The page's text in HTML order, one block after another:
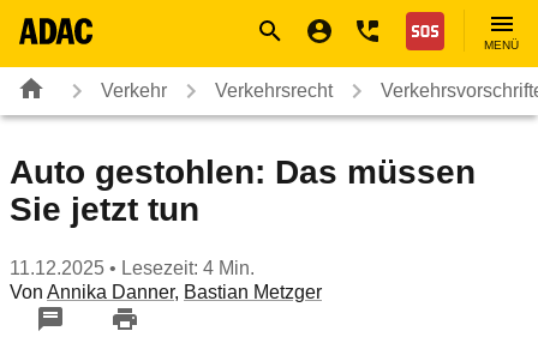
Nothilfe
MENÜ
Verkehr Verkehrsrecht
Auto gestohlen: Das müssen
Sie jetzt tun
11.12.2025 • Lesezeit: 4 Min.
Von Annika Danner, Bastian Metzger